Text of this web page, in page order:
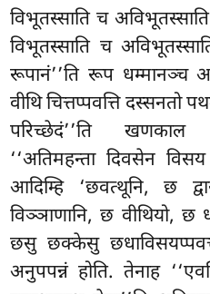
विभूतस्साति च
विभूतस्साति च
रूपानं’’ति रूप धम्मानञ्च
वीथि चित्तप्पवत्ति दस्सनतो
परिच्छेदं’’ति खणकाल
‘‘अतिमहन्ता दिवसेन
आदिम्हि ‘छवत्थूनि, छ
विञ्ञाणानि, छ वीथियो, छ
छसु छक्केसु
अनुपपन्नं होति. तेनाह